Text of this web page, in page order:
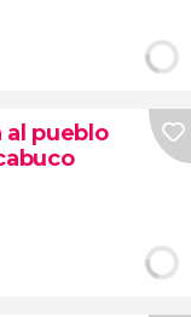
al pueblo